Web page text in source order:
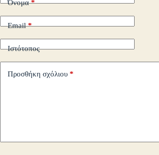
Όνομα*
Email*
Ιστότοπος
Προσθήκη σχόλιου *